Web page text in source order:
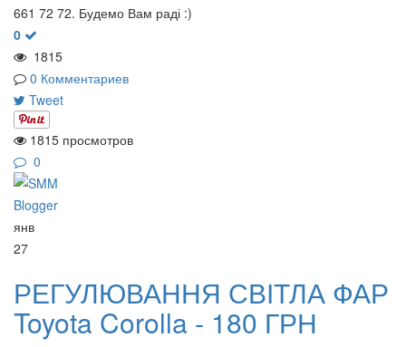
661 72 72. Будемо Вам раді :)
0
1815
0 Комментариев
Tweet
1815 просмотров
0
янв
27
РЕГУЛЮВАННЯ СВІТЛА ФАР
Toyota Corolla - 180 ГРН